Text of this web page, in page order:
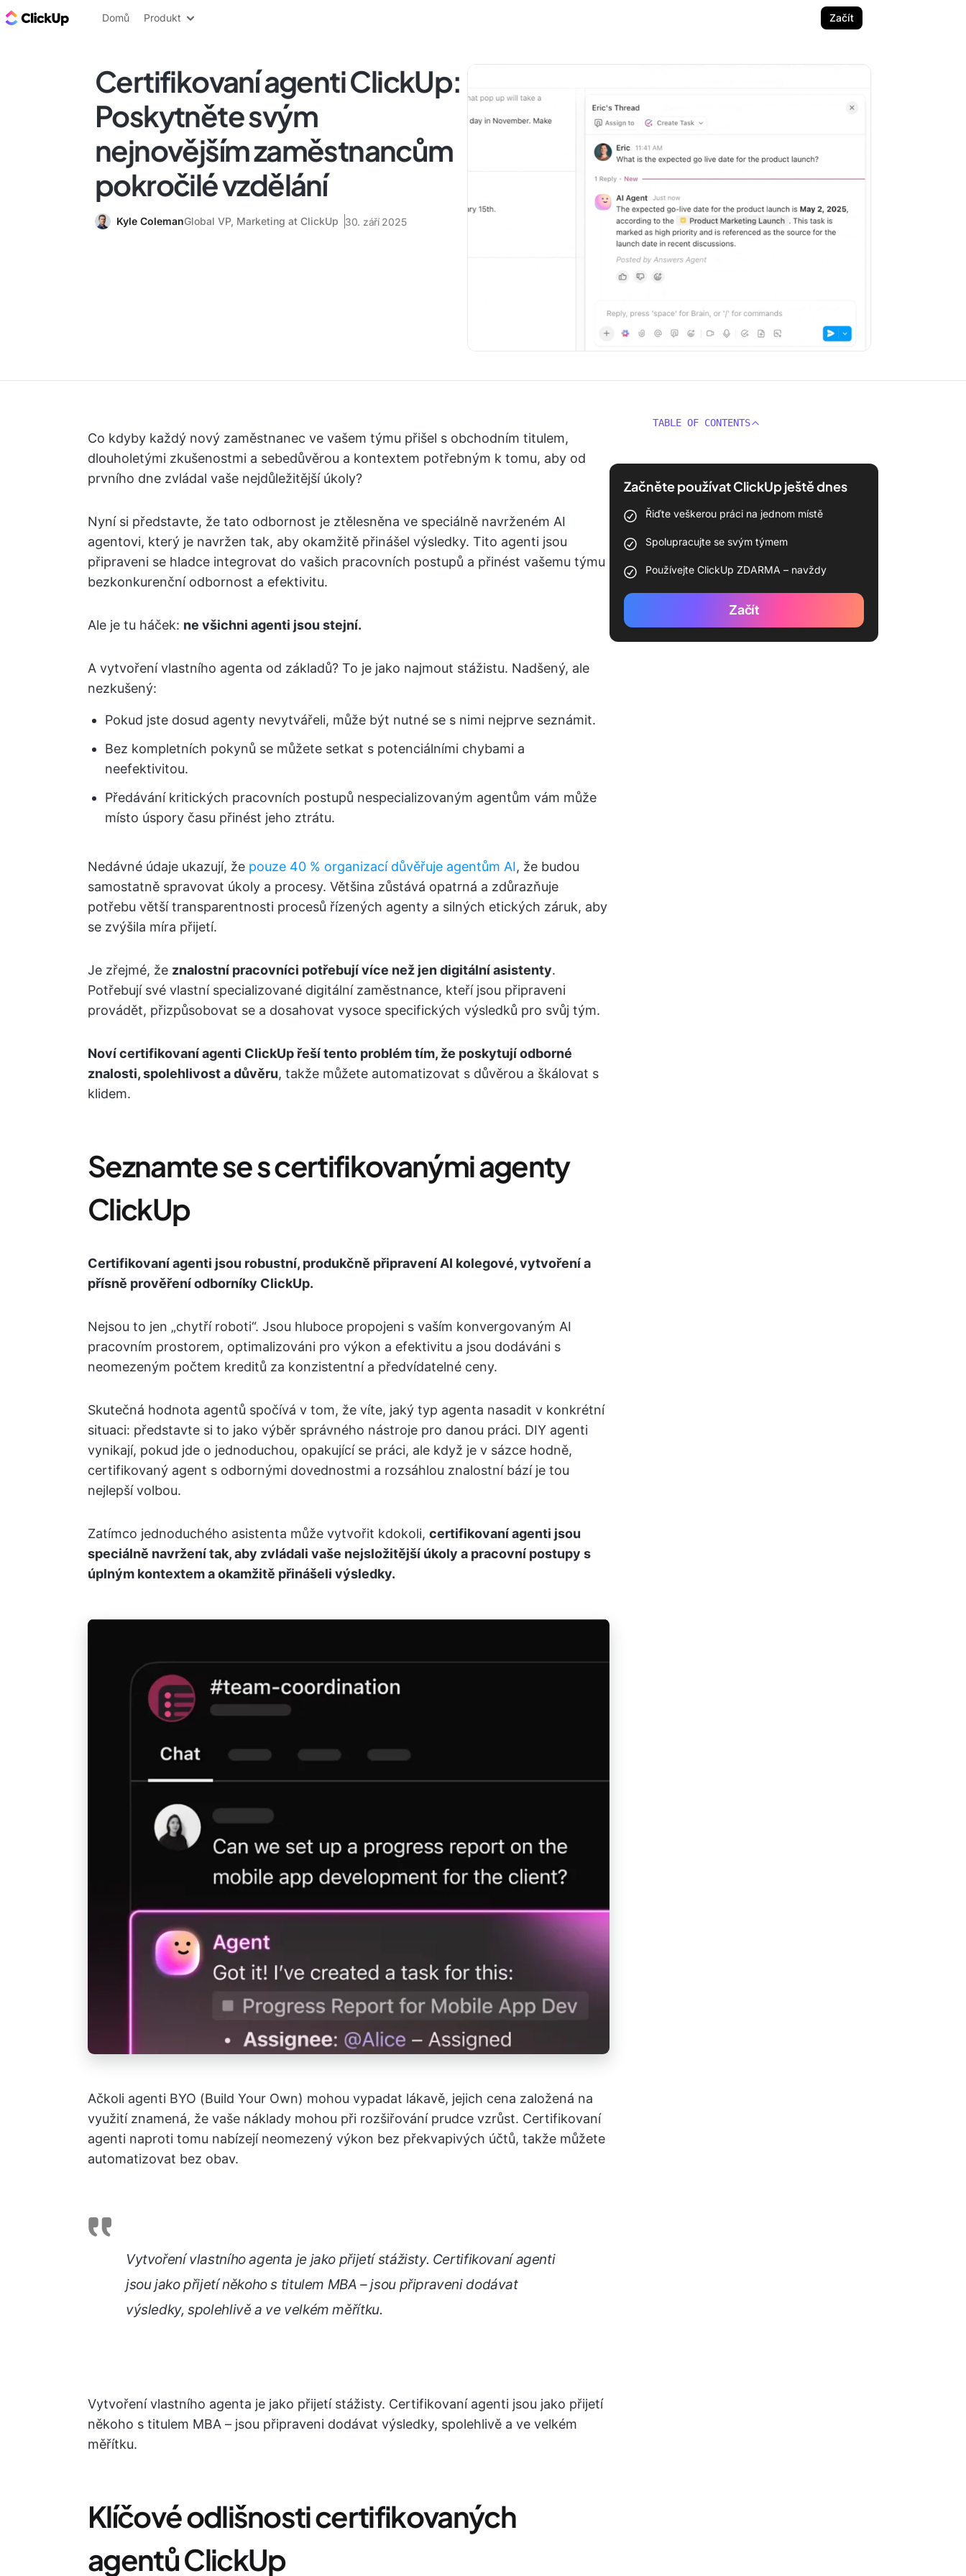
ClickUp blog
Domů Produkt Začít
Certifikovaní agenti ClickUp:
Poskytněte svým
nejnovějším zaměstnancům
pokročilé vzdělání
Kyle ColemanGlobal VP, Marketing at ClickUp 30. září 2025
Co kdyby každý nový zaměstnanec ve vašem týmu přišel s obchodním titulem,
dlouholetými zkušenostmi a sebedůvěrou a kontextem potřebným k tomu, aby od
prvního dne zvládal vaše nejdůležitější úkoly?
Nyní si představte, že tato odbornost je ztělesněna ve speciálně navrženém AI
agentovi, který je navržen tak, aby okamžitě přinášel výsledky. Tito agenti jsou
připraveni se hladce integrovat do vašich pracovních postupů a přinést vašemu týmu
bezkonkurenční odbornost a efektivitu.
Ale je tu háček: ne všichni agenti jsou stejní.
A vytvoření vlastního agenta od základů? To je jako najmout stážistu. Nadšený, ale
nezkušený:
Pokud jste dosud agenty nevytvářeli, může být nutné se s nimi nejprve seznámit.
Bez kompletních pokynů se můžete setkat s potenciálními chybami a
neefektivitou.
Předávání kritických pracovních postupů nespecializovaným agentům vám může
místo úspory času přinést jeho ztrátu.
Nedávné údaje ukazují, že pouze 40 % organizací důvěřuje agentům AI, že budou
samostatně spravovat úkoly a procesy. Většina zůstává opatrná a zdůrazňuje
potřebu větší transparentnosti procesů řízených agenty a silných etických záruk, aby
se zvýšila míra přijetí.
Je zřejmé, že znalostní pracovníci potřebují více než jen digitální asistenty.
Potřebují své vlastní specializované digitální zaměstnance, kteří jsou připraveni
provádět, přizpůsobovat se a dosahovat vysoce specifických výsledků pro svůj tým.
Noví certifikovaní agenti ClickUp řeší tento problém tím, že poskytují odborné
znalosti, spolehlivost a důvěru, takže můžete automatizovat s důvěrou a škálovat s
klidem.
Seznamte se s certifikovanými agenty
ClickUp
Certifikovaní agenti jsou robustní, produkčně připravení AI kolegové, vytvoření a
přísně prověření odborníky ClickUp.
Nejsou to jen „chytří roboti“. Jsou hluboce propojeni s vaším konvergovaným AI
pracovním prostorem, optimalizováni pro výkon a efektivitu a jsou dodáváni s
neomezeným počtem kreditů za konzistentní a předvídatelné ceny.
Skutečná hodnota agentů spočívá v tom, že víte, jaký typ agenta nasadit v konkrétní
situaci: představte si to jako výběr správného nástroje pro danou práci. DIY agenti
vynikají, pokud jde o jednoduchou, opakující se práci, ale když je v sázce hodně,
certifikovaný agent s odbornými dovednostmi a rozsáhlou znalostní bází je tou
nejlepší volbou.
Zatímco jednoduchého asistenta může vytvořit kdokoli, certifikovaní agenti jsou
speciálně navržení tak, aby zvládali vaše nejsložitější úkoly a pracovní postupy s
úplným kontextem a okamžitě přinášeli výsledky.
Ačkoli agenti BYO (Build Your Own) mohou vypadat lákavě, jejich cena založená na
využití znamená, že vaše náklady mohou při rozšiřování prudce vzrůst. Certifikovaní
agenti naproti tomu nabízejí neomezený výkon bez překvapivých účtů, takže můžete
automatizovat bez obav.
Vytvoření vlastního agenta je jako přijetí stážisty. Certifikovaní agenti
jsou jako přijetí někoho s titulem MBA – jsou připraveni dodávat
výsledky, spolehlivě a ve velkém měřítku.
Vytvoření vlastního agenta je jako přijetí stážisty. Certifikovaní agenti jsou jako přijetí
někoho s titulem MBA – jsou připraveni dodávat výsledky, spolehlivě a ve velkém
měřítku.
Klíčové odlišnosti certifikovaných
agentů ClickUp
TABLE OF CONTENTS
Začněte používat ClickUp ještě dnes
Řiďte veškerou práci na jednom místě
Spolupracujte se svým týmem
Používejte ClickUp ZDARMA – navždy
Začít